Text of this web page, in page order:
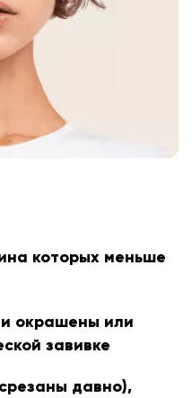
которых меньше
окрашены или
завивке
давно),